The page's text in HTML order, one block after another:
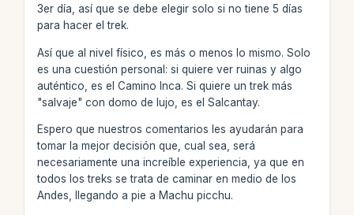
3er día, así que se debe elegir solo si no tiene 5 días
para hacer el trek.
Así que al nivel físico, es más o menos lo mismo. Solo
es una cuestión personal: si quiere ver ruinas y algo
auténtico, es el Camino Inca. Si quiere un trek más
"salvaje" con domo de lujo, es el Salcantay.
Espero que nuestros comentarios les ayudarán para
tomar la mejor decisión que, cual sea, será
necesariamente una increíble experiencia, ya que en
todos los treks se trata de caminar en medio de los
Andes, llegando a pie a Machu picchu.